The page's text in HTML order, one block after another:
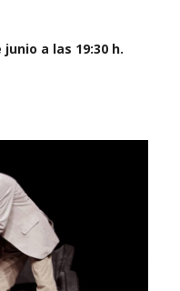
a las 19:30 h.